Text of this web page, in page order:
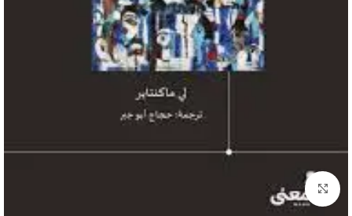
Click to enlarge